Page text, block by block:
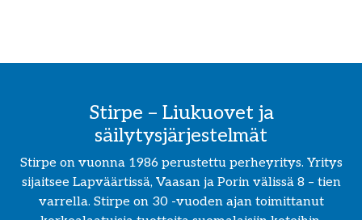
Stirpe – Liukuovet ja
säilytysjärjestelmät
Stirpe on vuonna 1986 perustettu perheyritys. Yritys
sijaitsee Lapväärtissä, Vaasan ja Porin välissä 8 – tien
varrella. Stirpe on 30 -vuoden ajan toimittanut